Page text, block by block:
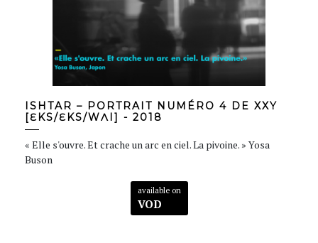
ISHTAR – PORTRAIT NUMÉRO 4 DE XXY
[ƐKS/ƐKS/WɅI] - 2018
« Elle s'ouvre. Et crache un arc en ciel. La pivoine. » Yosa
Buson
available on
VOD